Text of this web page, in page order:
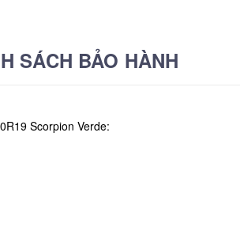
SÁCH BẢO HÀNH
Scorpion Verde: